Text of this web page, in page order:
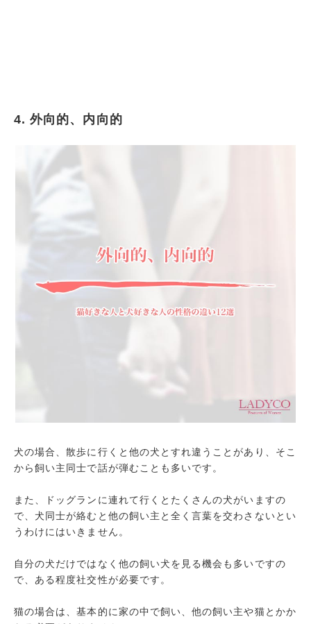
4. 外向的、内向的
犬の場合、散歩に行くと他の犬とすれ違うことがあり、そこ
から飼い主同士で話が弾むことも多いです。
また、ドッグランに連れて行くとたくさんの犬がいますの
で、犬同士が絡むと他の飼い主と全く言葉を交わさないとい
うわけにはいきません。
自分の犬だけではなく他の飼い犬を見る機会も多いですの
で、ある程度社交性が必要です。
猫の場合は、基本的に家の中で飼い、他の飼い主や猫とかか